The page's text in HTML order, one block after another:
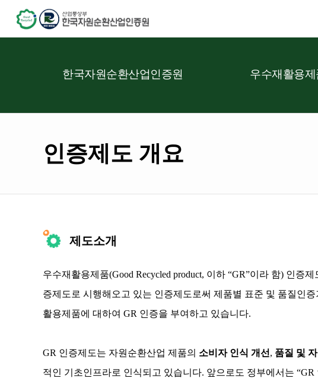
한국자원순환산업인증원 우수재활용
인증제도 개요
제도소개
우수재활용제품(Good Recycled product, 이하 “GR”이라 함) 인
증제도로 시행해오고 있는 인증제도로써 제품별 표준 및 품질인
활용제품에 대하여 GR 인증을 부여하고 있습니다.
GR 인증제도는 자원순환산업 제품의 소비자 인식 개선 , 품질 및
적인 기초인프라로 인식되고 있습니다. 앞으로도 정부에서는